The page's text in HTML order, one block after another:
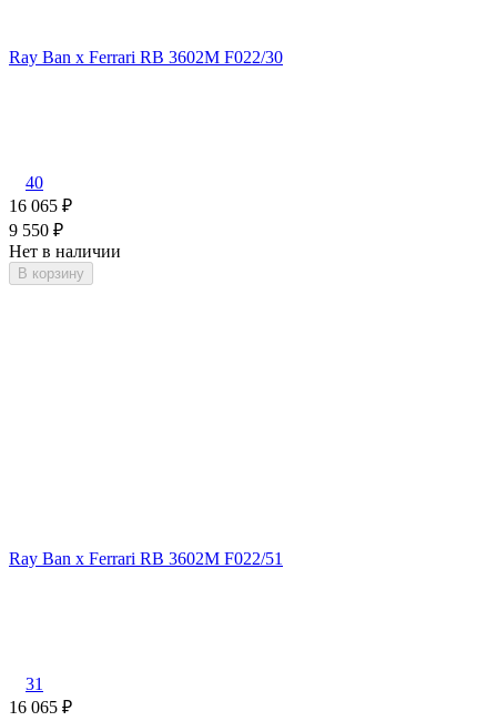
Ray Ban x Ferrari RB 3602M F022/30
40
16 065 ₽
9 550 ₽
Нет в наличии
В корзину
Ray Ban x Ferrari RB 3602M F022/51
31
16 065 ₽